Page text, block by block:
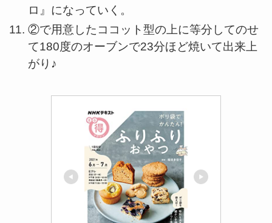
ロ』になっていく。
②で用意したココット型の上に等分してのせ
て180度のオーブンで23分ほど焼いて出来上
がり♪